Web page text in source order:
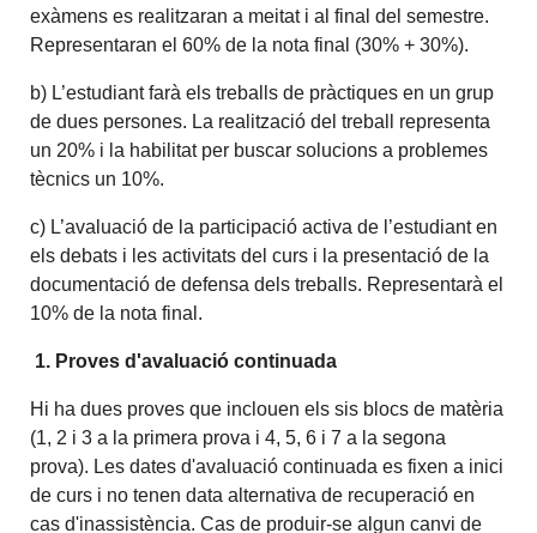
exàmens es realitzaran a meitat i al final del semestre.
Representaran el 60% de la nota final (30% + 30%).
b) L’estudiant farà els treballs de pràctiques en un grup
de dues persones. La realització del treball representa
un 20% i la habilitat per buscar solucions a problemes
tècnics un 10%.
c) L’avaluació de la participació activa de l’estudiant en
els debats i les activitats del curs i la presentació de la
documentació de defensa dels treballs. Representarà el
10% de la nota final.
1. Proves d'avaluació continuada
Hi ha dues proves que inclouen els sis blocs de matèria
(1, 2 i 3 a la primera prova i 4, 5, 6 i 7 a la segona
prova). Les dates d'avaluació continuada es fixen a inici
de curs i no tenen data alternativa de recuperació en
cas d'inassistència. Cas de produir-se algun canvi de